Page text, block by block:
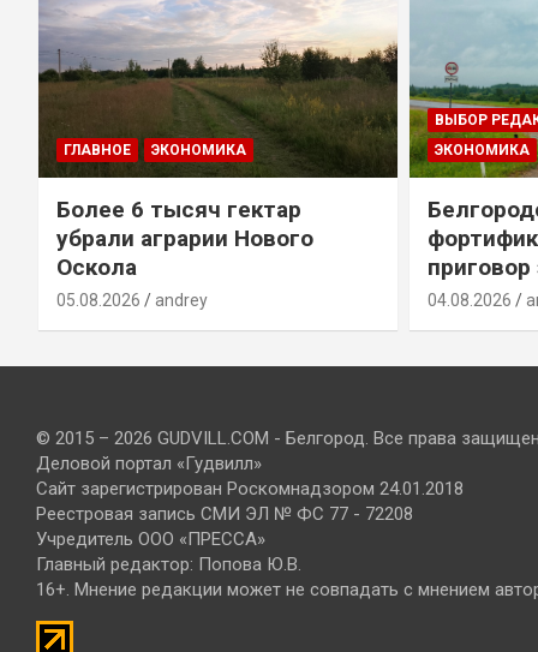
ГЛАВНОЕ ЭКОНОМИКА
Более 6 тысяч гектар
убрали аграрии Нового
Оскола
05.08.2026 andrey
ВЫБОР
ЭКОНОМИКА
04.08.2026
© 2015 – 2026 GUDVILL.COM - Белгород. Все права
Деловой портал «Гудвилл»
Сайт зарегистрирован Роскомнадзором 24.01.2018
Реестровая запись СМИ ЭЛ № ФС 77 - 72208
Учредитель ООО «ПРЕССА»
Главный редактор: Попова Ю.В.
16+. Мнение редакции может не совпадать с мнением